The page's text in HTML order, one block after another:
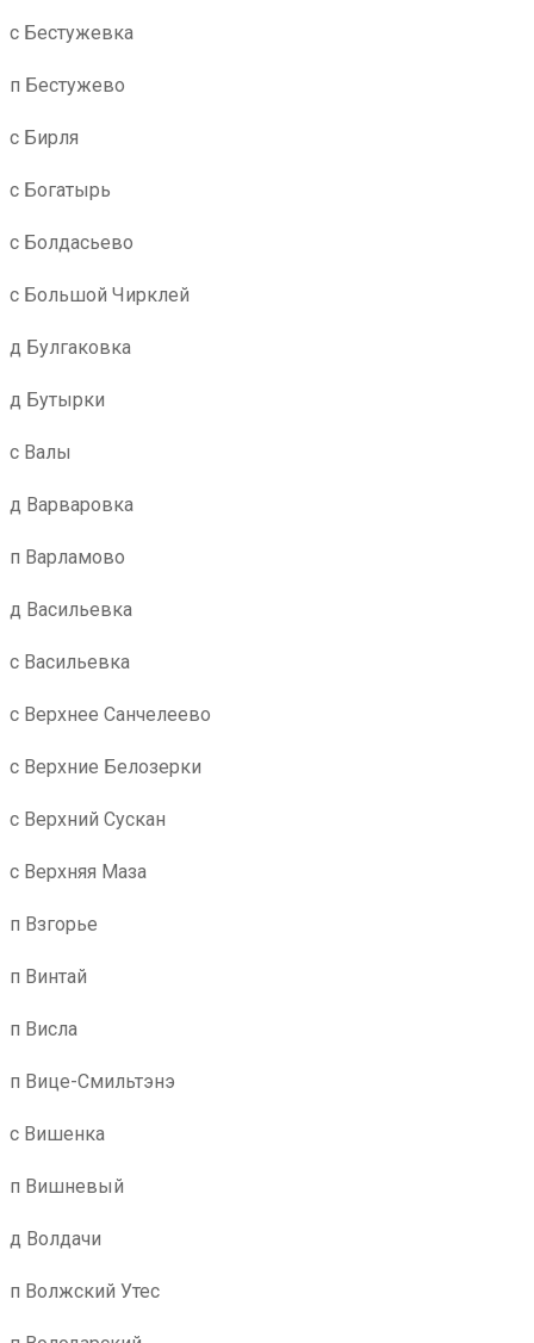
с Бестужевка
п Бестужево
с Бирля
с Богатырь
с Болдасьево
с Большой Чирклей
д Булгаковка
д Бутырки
с Валы
д Варваровка
п Варламово
д Васильевка
с Васильевка
с Верхнее Санчелеево
с Верхние Белозерки
с Верхний Сускан
с Верхняя Маза
п Взгорье
п Винтай
п Висла
п Вице-Смильтэнэ
с Вишенка
п Вишневый
д Волдачи
п Волжский Утес